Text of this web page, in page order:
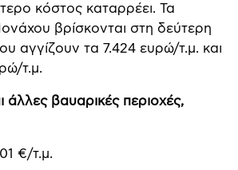
κόστος καταρρέει. Τα
βρίσκονται στη δεύτερη
αγγίζουν τα 7.424 ευρώ/τ.μ. και
τ.μ.
βαυαρικές περιοχές,
€/τ.μ.